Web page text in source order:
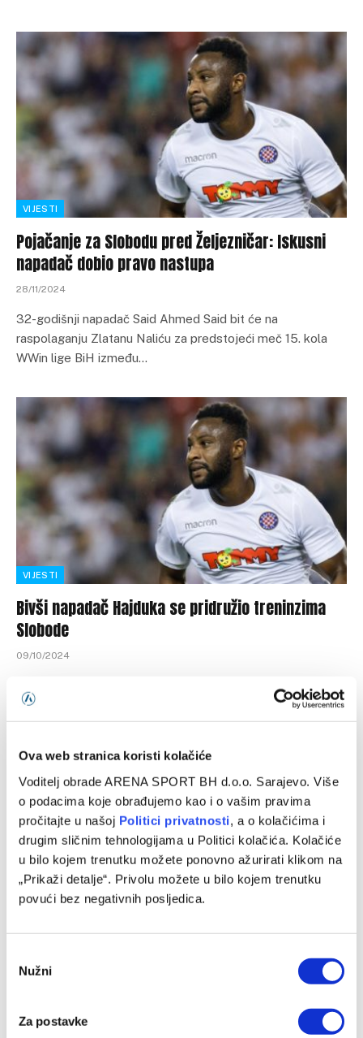
Ova web stranica koristi kolačiće
Voditelj obrade ARENA SPORT BH d.o.o. Sarajevo. Više
o podacima koje obrađujemo kao i o vašim pravima
pročitajte u našoj Politici privatnosti, a o kolačićima i
drugim sličnim tehnologijama u Politici kolačića. Kolačiće
u bilo kojem trenutku možete ponovno ažurirati klikom na
„Prikaži detalje“. Privolu možete u bilo kojem trenutku
povući bez negativnih posljedica.
Selection
Nužni
Za postavke
VIJESTI
Pojačanje za Slobodu pred Željezničar: Iskusni
napadač dobio pravo nastupa
28/11/2024
32-godišnji napadač Said Ahmed Said bit će na
raspolaganju Zlatanu Naliću za predstojeći meč 15. kola
WWin lige BiH između…
VIJESTI
Bivši napadač Hajduka se pridružio treninzima
Slobode
09/10/2024
Tuzlanska Sloboda i dalje je u potrazi za trenerom. No, dok
se čeka razrješenje tog pitanja, crveno-crni rade na
jačanju…
Programska šema